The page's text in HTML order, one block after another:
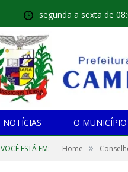
segunda a sexta de
NOTÍCIAS O MUNICÍPIO
VOCÊ ESTÁ EM: Home »